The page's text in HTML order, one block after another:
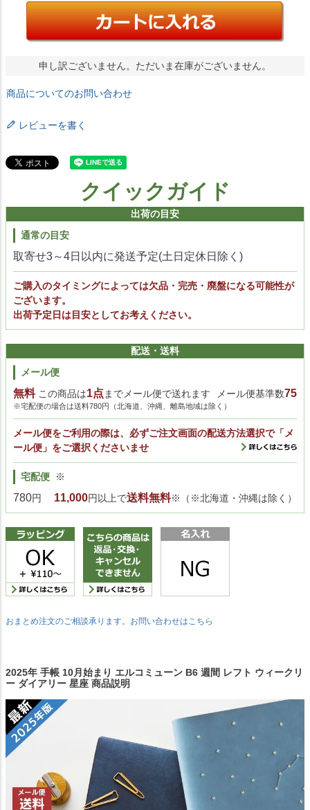
申し訳ございません。ただいま在庫がございません。
商品についてのお問い合わせ
レビューを書く
クイックガイド
出荷の目安
通常の目安
取寄せ3～4日以内に発送予定(土日定休日除く)
ご購入のタイミングによっては欠品・完売・廃盤になる可能性が
ございます。
出荷予定日は目安としてお考えください。
配送・送料
メール便
無料この商品は1点 までメール便で送れます メール便基準数75
※宅配便の場合は送料780円（北海道、沖縄、離島地域は除く）
メール便をご利用の際は、必ずご注文画面の配送方法選択で「メ
ール便」をご選択くださいませ
宅配便
780円
※
11,000円以上で送料無料※（※北海道・沖縄は除く）
おまとめ注文のご相談承ります。お問い合わせはこちら
2025年 手帳 10月始まり エルコミューン B6 週間 レフト ウィークリ
ー ダイアリー 星座 商品説明